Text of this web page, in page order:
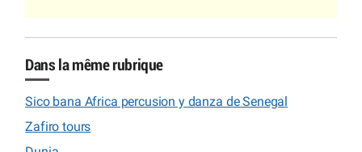
Dans la même rubrique
Sico bana Africa percusion y danza de Senegal
Zafiro tours